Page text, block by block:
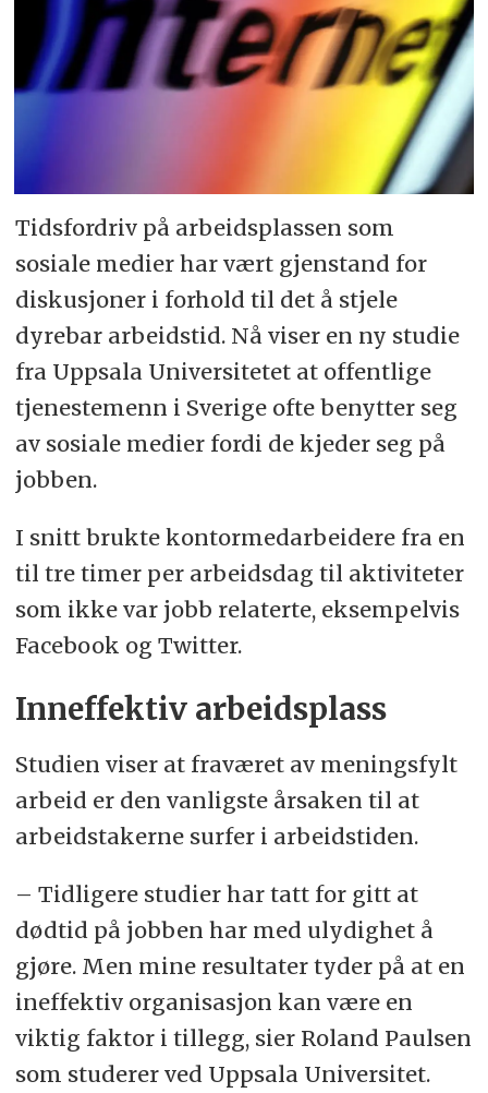
Tidsfordriv på arbeidsplassen som
sosiale medier har vært gjenstand for
diskusjoner i forhold til det å stjele
dyrebar arbeidstid. Nå viser en ny studie
fra Uppsala Universitetet at offentlige
tjenestemenn i Sverige ofte benytter seg
av sosiale medier fordi de kjeder seg på
jobben.
I snitt brukte kontormedarbeidere fra en
til tre timer per arbeidsdag til aktiviteter
som ikke var jobb relaterte, eksempelvis
Facebook og Twitter.
Inneffektiv arbeidsplass
Studien viser at fraværet av meningsfylt
arbeid er den vanligste årsaken til at
arbeidstakerne surfer i arbeidstiden.
– Tidligere studier har tatt for gitt at
dødtid på jobben har med ulydighet å
gjøre. Men mine resultater tyder på at en
ineffektiv organisasjon kan være en
viktig faktor i tillegg, sier Roland Paulsen
som studerer ved Uppsala Universitet.